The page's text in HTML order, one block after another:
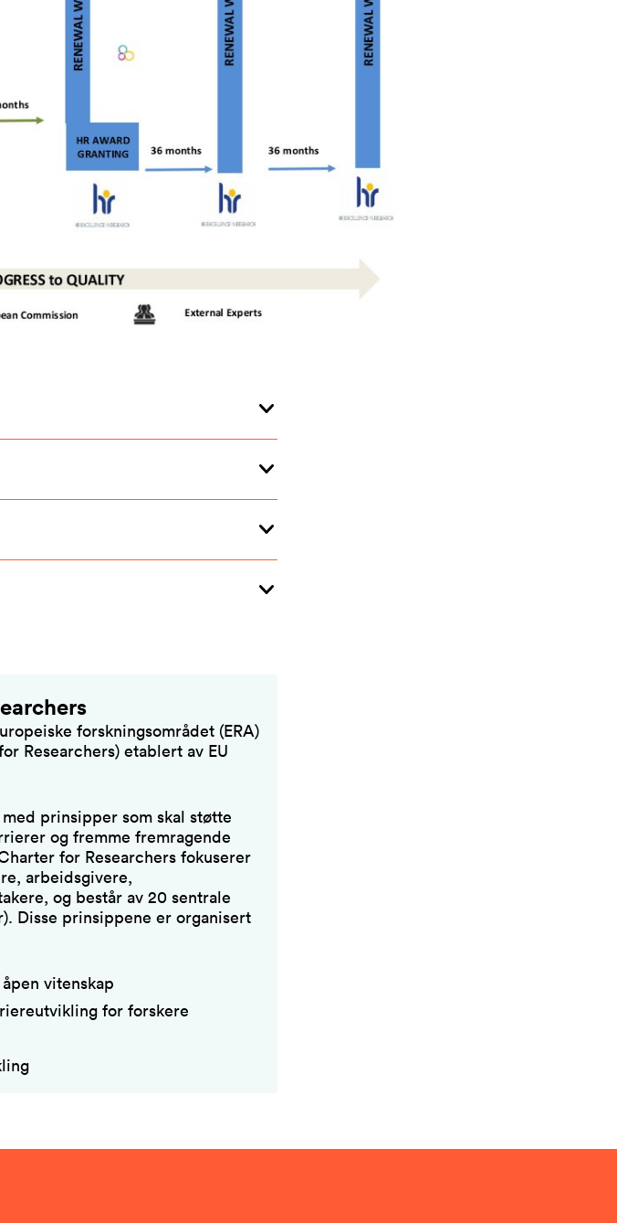
forskningsområdet (ERA)
Researchers) etablert av EU
prinsipper som skal støtte
og fremme fremragende
for Researchers fokuserer
arbeidsgivere,
og består av 20 sentrale
Disse prinsippene er organisert
vitenskap
for forskere